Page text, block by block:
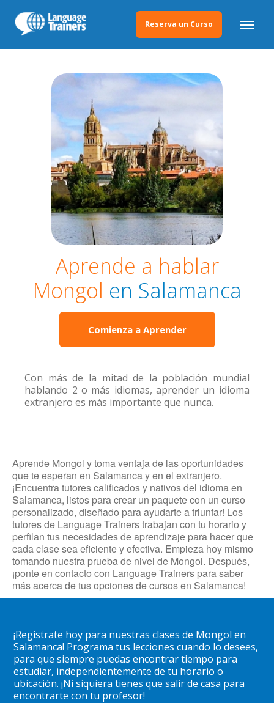
Reserva un Curso
Aprende a hablar
Mongol en Salamanca
Comienza a Aprender
Con más de la mitad de la población mundial
hablando 2 o más idiomas, aprender un idioma
extranjero es más importante que nunca.
Aprende Mongol y toma ventaja de las oportunidades
que te esperan en Salamanca y en el extranjero.
¡Encuentra tutores calificados y nativos del idioma en
Salamanca, listos para crear un paquete con un curso
personalizado, diseñado para ayudarte a triunfar! Los
tutores de Language Trainers trabajan con tu horario y
perfilan tus necesidades de aprendizaje para hacer que
cada clase sea eficiente y efectiva. Empieza hoy mismo
tomando nuestra prueba de nivel de Mongol. Después,
¡ponte en contacto con Language Trainers para saber
más acerca de tus opciones de cursos en Salamanca!
¡Regístrate hoy para nuestras clases de Mongol en
Salamanca! Programa tus lecciones cuando lo desees,
para que siempre puedas encontrar tiempo para
estudiar, independientemente de tu horario o
ubicación. ¡Ni siquiera tienes que salir de casa para
encontrarte con tu profesor!